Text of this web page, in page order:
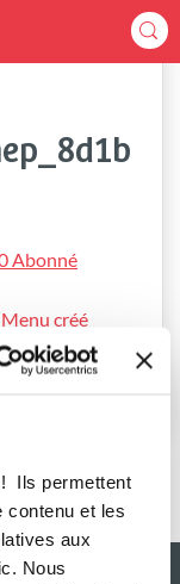
Ils permettent
contenu et les
aux
Nous
Abonné
créé